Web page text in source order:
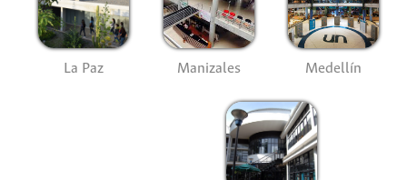
La Paz Manizales Medellín